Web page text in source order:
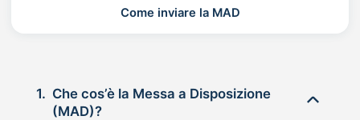
Come inviare la MAD
1. Che cos’è la Messa a Disposizione
(MAD)?